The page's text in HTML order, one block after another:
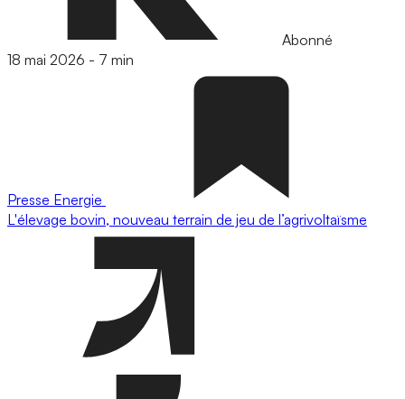
Abonné
18 mai 2026 - 7 min
Presse Energie
L'élevage bovin, nouveau terrain de jeu de l’agrivoltaïsme